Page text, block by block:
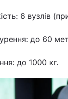
6 вузлів
до 60
до 1000 кг.